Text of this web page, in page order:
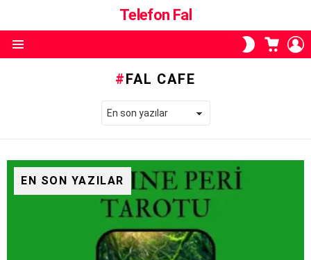
Telefon Fal
SKIN
ANAHTARI
SEPETI
FAL CAFE
EN SON YAZILAR